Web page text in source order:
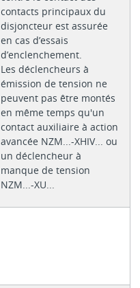
contacts principaux du
disjoncteur est assurée
en cas d’essais
d’enclenchement.
Les déclencheurs à
émission de tension ne
peuvent pas être montés
en même temps qu'un
contact auxiliaire à action
avancée NZM...-XHIV... ou
un déclencheur à
manque de tension
NZM...-XU...